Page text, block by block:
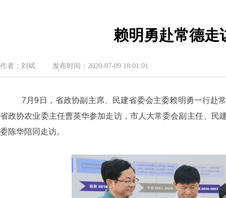
民建湖南省委会召开全省组织建设工作
民建湖南省第十届委员会内部监督委
赖明勇赴常德走
作者：刘斌 发布时间：2020-07-09 18:01:01
7月9日，省政协副主席、民建省委会主委赖明勇一行赴
省政协农业委主任曹英华参加走访，市人大常委会副主任、
委陈华陪同走访。